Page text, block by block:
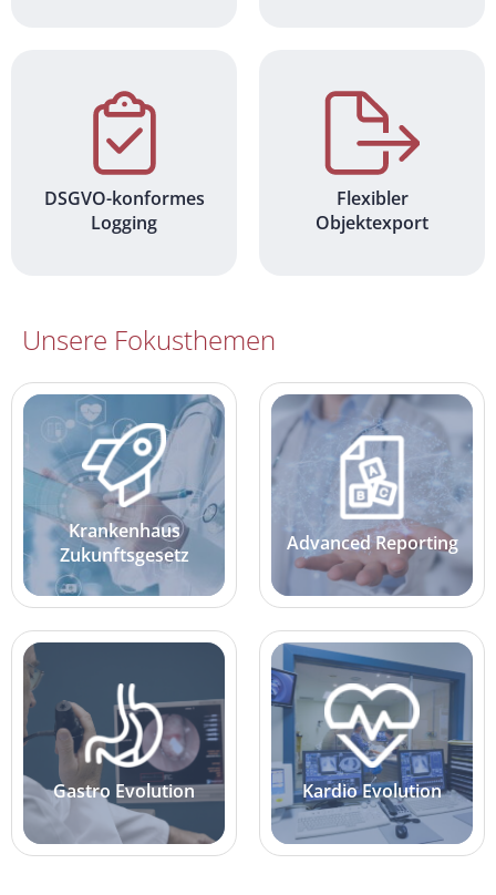
DSGVO-konformes
Logging
Flexibler
Objektexport
Unsere Fokusthemen
Krankenhaus
Zukunftsgesetz
Advanced Reporting
Gastro Evolution Kardio Evolution